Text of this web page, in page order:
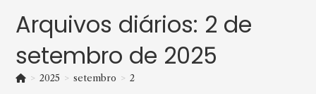
Arquivos diários: 2 de
setembro de 2025
> 2025 > setembro > 2